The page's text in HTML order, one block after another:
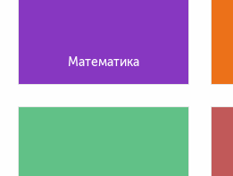
Математика